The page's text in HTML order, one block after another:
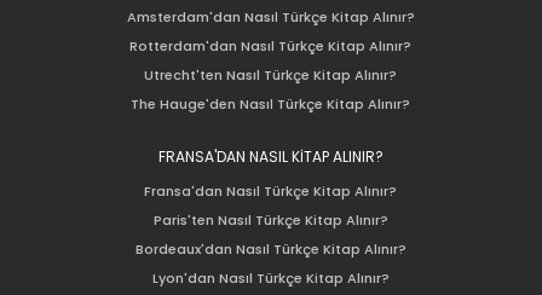
Amsterdam'dan Nasıl Türkçe Kitap Alınır?
Rotterdam'dan Nasıl Türkçe Kitap Alınır?
Utrecht'ten Nasıl Türkçe Kitap Alınır?
The Hauge'den Nasıl Türkçe Kitap Alınır?
FRANSA'DAN NASIL KİTAP ALINIR?
Fransa'dan Nasıl Türkçe Kitap Alınır?
Paris'ten Nasıl Türkçe Kitap Alınır?
Bordeaux'dan Nasıl Türkçe Kitap Alınır?
Lyon'dan Nasıl Türkçe Kitap Alınır?